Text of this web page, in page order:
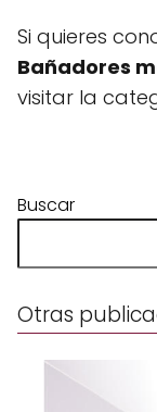
Si quieres
Bañadores
visitar la
Buscar
Otras